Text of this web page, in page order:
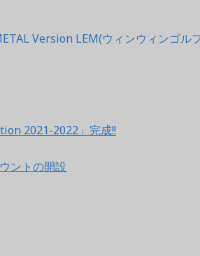
2021-2022」完成!!
ントの開設